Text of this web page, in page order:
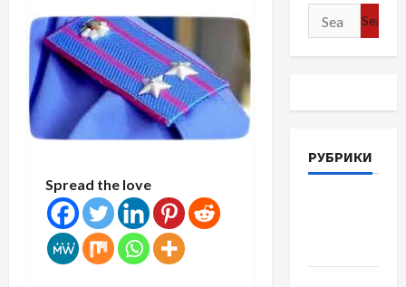
Spread the love
Search
for:
РУБРИКИ